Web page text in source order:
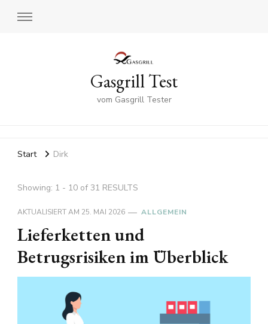
Gasgrill Test
vom Gasgrill Tester
Start Dirk
Showing: 1 - 10 of 31 RESULTS
AKTUALISIERT AM 25. MAI 2026 ALLGEMEIN
Lieferketten und
Betrugsrisiken im Überblick